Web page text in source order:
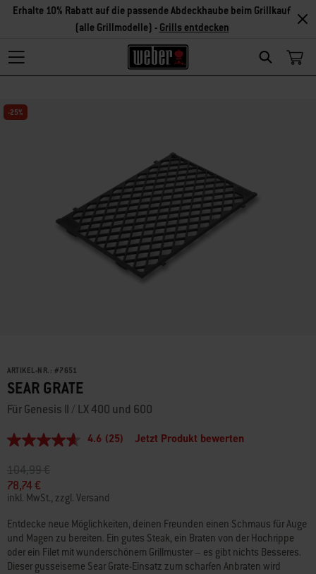
Search
Erhalte 10% Rabatt auf die passende Abdeckhaube beim Grillkauf
(alle Grillmodelle) - Grills entdecken
-25%
ARTIKEL-NR.: #7651
SEAR GRATE
Für Genesis II / LX 400 und 600
4.6
5
Sternen,
Durchschnittswert
der
Read
25
Reviews.
Link
auf
4.6 (25) Jetzt Produkt bewerten
Preis reduziert von
104,99 €auf
78,74 €
inkl. MwSt., zzgl. Versand
Entdecke neue Möglichkeiten, deinen Freunden einen Schmaus für Auge
und Magen zu bereiten. Ein gutes Steak, ein Braten von der Hochrippe
oder ein Filet mit wunderschönem Grillmuster – es gibt nichts Besseres.
Dieser gusseiserne Sear Grate-Einsatz zum scharfen Anbraten wird